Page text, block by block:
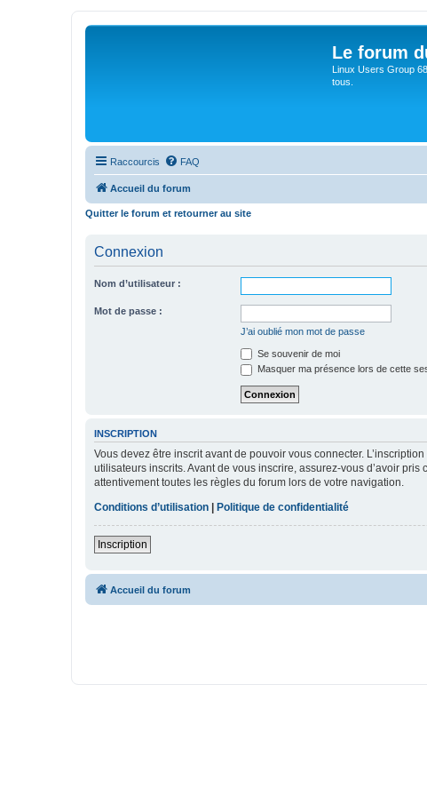
Le forum
Linux Users Group
tous.
Raccourcis FAQ
Accueil du forum
Quitter le forum et retourner au site
Connexion
Nom d’utilisateur :
Mot de passe :
J’ai oublié mon mot de passe
Se souvenir de moi
Masquer ma présence lors de cette
INSCRIPTION
Vous devez être inscrit avant de pouvoir vous connecter.
utilisateurs inscrits. Avant de vous inscrire, assurez-vous d’avoir
attentivement toutes les règles du forum lors de votre navigation.
Conditions d’utilisation
Politique de confidentialité
Inscription
Accueil du forum